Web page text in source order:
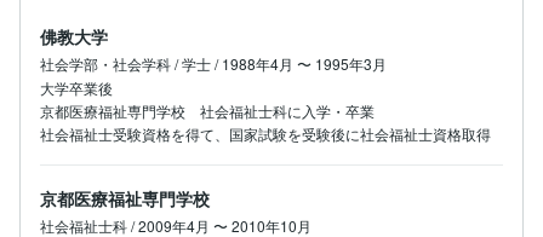
佛教大学
社会学部・社会学科 / 学士 / 1988年4月 〜 1995年3月
大学卒業後
京都医療福祉専門学校　社会福祉士科に入学・卒業
社会福祉士受験資格を得て、国家試験を受験後に社会福祉士資格取得
京都医療福祉専門学校
社会福祉士科 / 2009年4月 〜 2010年10月